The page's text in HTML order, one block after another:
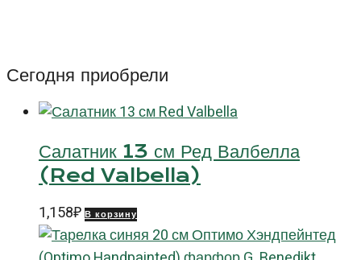
Вальбелла
(Blue
Valbella)
Сегодня приобрели
Салатник 13 см Ред Валбелла
(Red Valbella)
1,158₽ В корзину